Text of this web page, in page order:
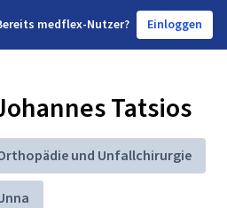
ereits medflex-Nutzer? Einloggen
Tatsios
und Unfallchirurgie